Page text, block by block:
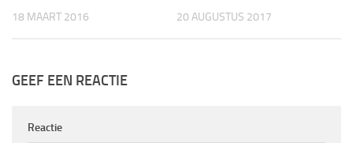
18 MAART 2016 20 AUGUSTUS 2017
GEEF EEN REACTIE
Reactie